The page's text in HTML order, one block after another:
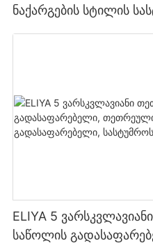
ნაქარგების სტილის
ELIYA 5
საწოლის